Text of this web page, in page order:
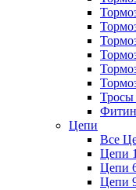
Тросы
Цепи
Все
Цепи
Цепи
Цепи